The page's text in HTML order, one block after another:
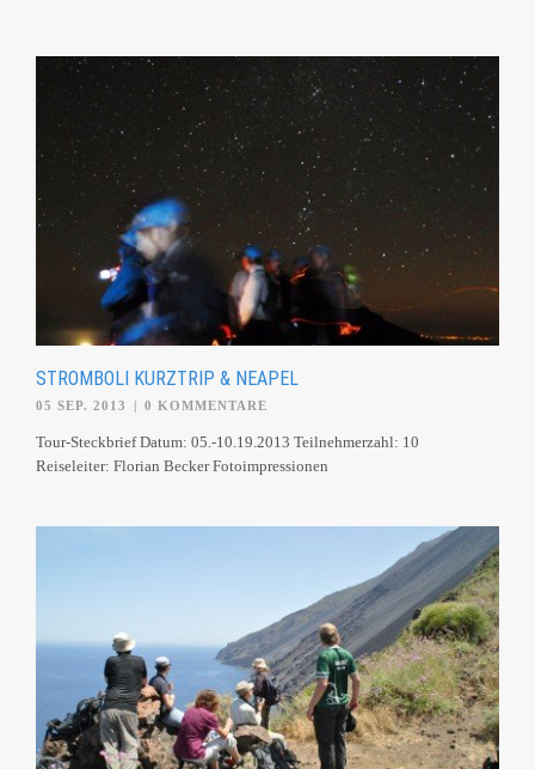
STROMBOLI KURZTRIP & NEAPEL
05 SEP. 2013 0 KOMMENTARE
Tour-Steckbrief Datum: 05.-10.19.2013 Teilnehmerzahl: 10
Reiseleiter: Florian Becker Fotoimpressionen